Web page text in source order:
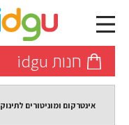
חנות idgu
אינטרקום ומוניטורים לתינוק